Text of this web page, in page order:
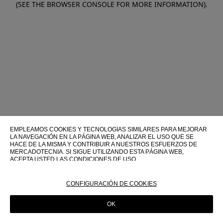
(SEE THE BROWSER CONSOLE FOR MORE INFORMATION).
EMPLEAMOS COOKIES Y TECNOLOGÍAS SIMILARES PARA MEJORAR
LA NAVEGACIÓN EN LA PÁGINA WEB, ANALIZAR EL USO QUE SE
HACE DE LA MISMA Y CONTRIBUIR A NUESTROS ESFUERZOS DE
MERCADOTECNIA. SI SIGUE UTILIZANDO ESTA PÁGINA WEB,
ACEPTA USTED LAS CONDICIONES DE USO.
SOBRE SU USO EN ESTA PÁGINA WEB, CONSULTE NUESTRA
CONFIGURACIÓN DE COOKIES
OK